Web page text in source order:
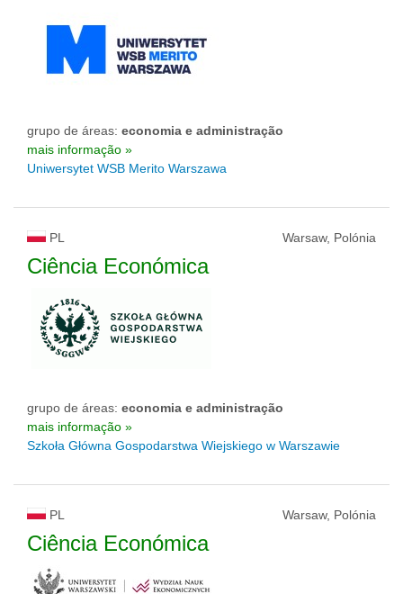
grupo de áreas: economia e administração
mais informação »
Uniwersytet WSB Merito Warszawa
PL Warsaw, Polónia
Ciência Económica
grupo de áreas: economia e administração
mais informação »
Szkoła Główna Gospodarstwa Wiejskiego w Warszawie
PL Warsaw, Polónia
Ciência Económica